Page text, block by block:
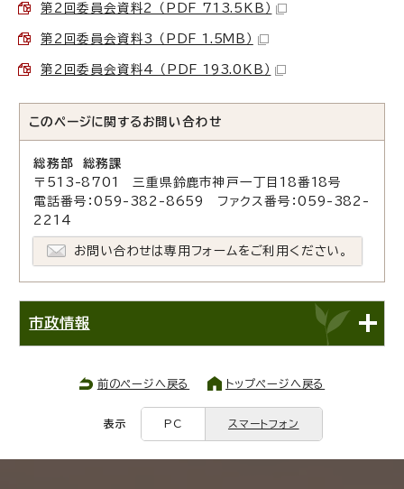
第2回委員会資料2 （PDF 713.5KB）
第2回委員会資料3 （PDF 1.5MB）
第2回委員会資料4 （PDF 193.0KB）
このページに関する お問い合わせ
総務部 総務課
〒513-8701 三重県鈴鹿市神戸一丁目18番18号
電話番号：059-382-8659 ファクス番号：059-382-
2214
お問い合わせは専用フォームをご利用ください。
市政情報
前のページへ戻る トップページへ戻る
表示 PC スマートフォン